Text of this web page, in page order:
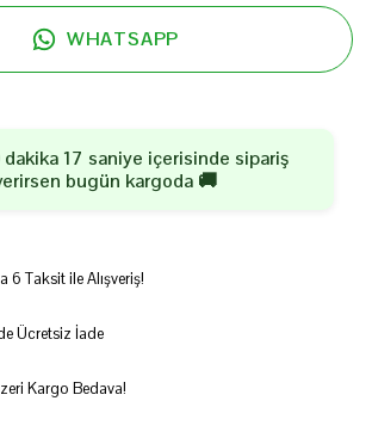
WHATSAPP
17 saniye içerisinde sipariş
bugün kargoda 🚚
6 Taksit ile Alışveriş!
Ücretsiz İade
Kargo Bedava!